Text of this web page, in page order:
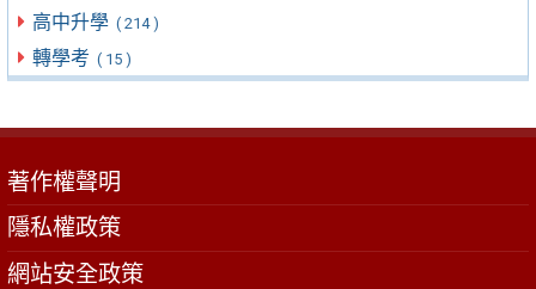
高中升學 ( 214 )
轉學考 ( 15 )
著作權聲明
隱私權政策
網站安全政策